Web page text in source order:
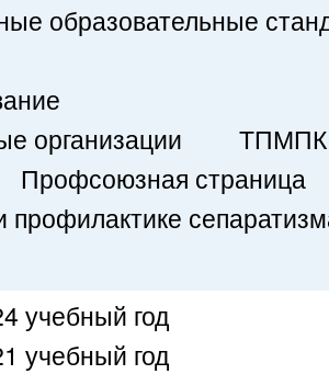
образовательные
организации
ТПМПК
Профсоюзная страница
учебный год
учебный год